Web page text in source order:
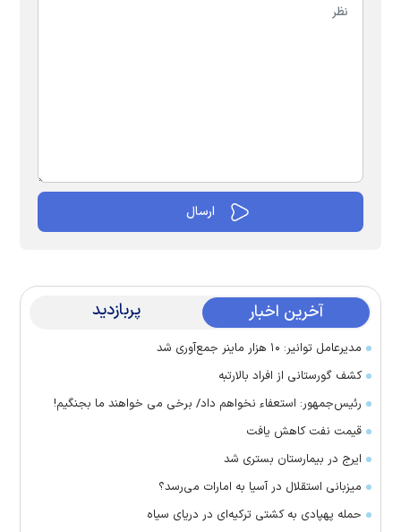
آخرین اخبار پربازدید
مدیرعامل توانیر: ۱۰ هزار ماینر جمع‌آوری شد
کشف گورستانی از افراد بالارتبه
رئیس‌جمهور: استعفاء نخواهم داد/ برخی می خواهند ما بجنگیم!
قیمت نفت کاهش یافت
ایرج در بیمارستان بستری شد
میزبانی استقلال در آسیا به امارات می‌رسد؟
حمله پهپادی به کشتی ترکیه‌ای در دریای سیاه